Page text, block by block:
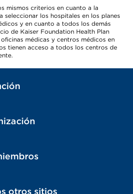
mismos criterios en cuanto a la
seleccionar los hospitales en los planes
y en cuanto a todos los demás
de Kaiser Foundation Health Plan
médicas y centros médicos en
tienen acceso a todos los centros de
otros sitios